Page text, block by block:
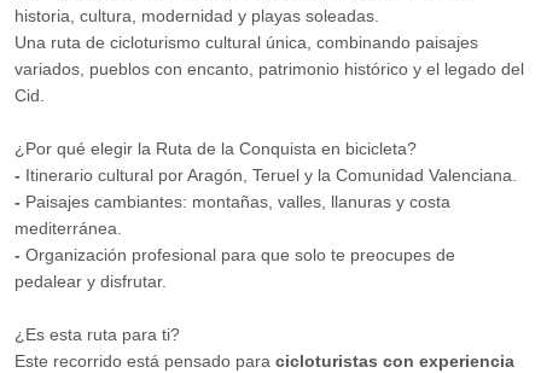
historia, cultura, modernidad y playas soleadas.
Una ruta de cicloturismo cultural única, combinando paisajes
variados, pueblos con encanto, patrimonio histórico y el legado del
Cid.
¿Por qué elegir la Ruta de la Conquista en bicicleta?
- Itinerario cultural por Aragón, Teruel y la Comunidad Valenciana.
- Paisajes cambiantes: montañas, valles, llanuras y costa
mediterránea.
- Organización profesional para que solo te preocupes de
pedalear y disfrutar.
¿Es esta ruta para ti?
Este recorrido está pensado para cicloturistas con experiencia